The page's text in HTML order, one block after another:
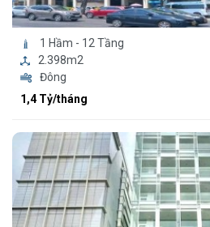
1 Hầm - 12 Tầng
2.398m2
Đông
1,4 Tỷ/tháng